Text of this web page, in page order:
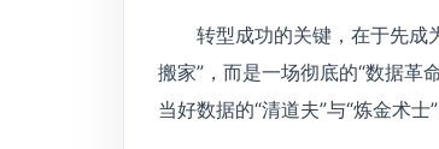
转型成功的关键，在于先成
搬家”，而是一场彻底的“数据革
当好数据的“清道夫”与“炼金术士”